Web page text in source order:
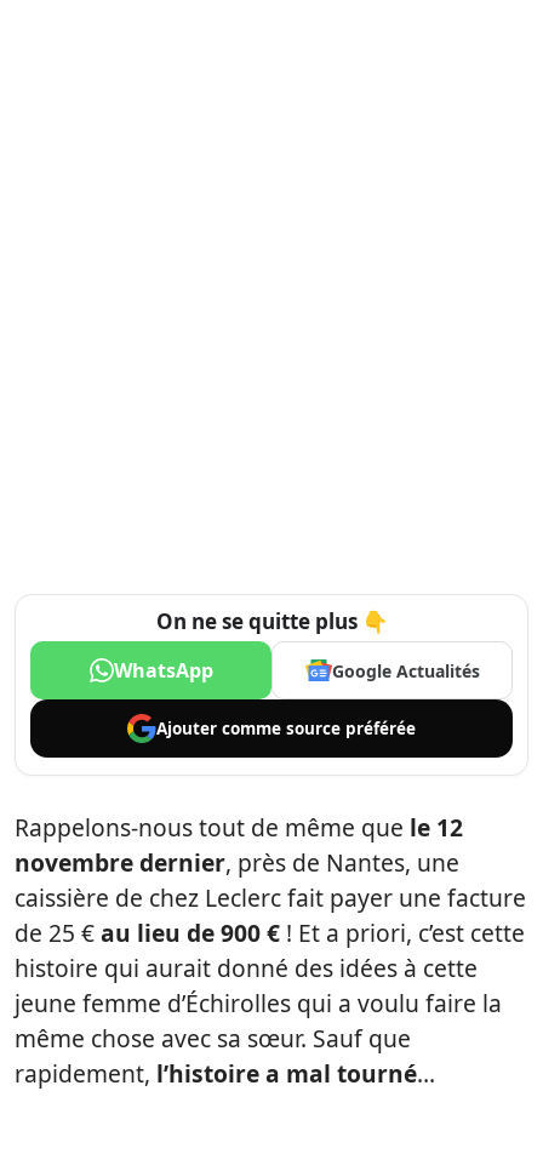
On ne se quitte plus 👇
WhatsApp Google Actualités
Ajouter comme source préférée
Rappelons-nous tout de même que le 12
novembre dernier, près de Nantes, une
caissière de chez Leclerc fait payer une facture
de 25 €au lieu de 900 € ! Et a priori, c’est cette
histoire qui aurait donné des idées à cette
jeune femme d’Échirolles qui a voulu faire la
même chose avec sa sœur. Sauf que
rapidement, l’histoire a mal tourné…